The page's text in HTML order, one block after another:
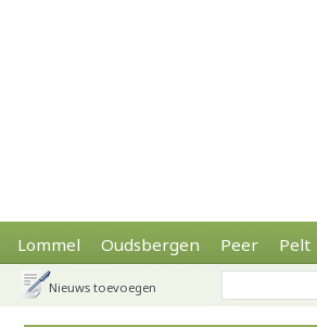
Lommel Oudsbergen Peer Pelt
Nieuws toevoegen